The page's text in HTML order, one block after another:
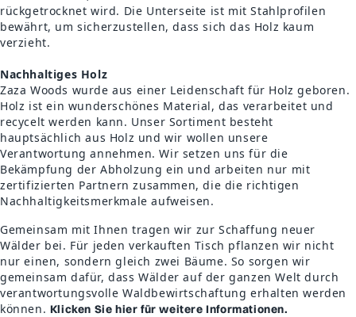
rückgetrocknet wird. Die Unterseite ist mit Stahlprofilen
bewährt, um sicherzustellen, dass sich das Holz kaum
verzieht.
Nachhaltiges Holz
Zaza Woods wurde aus einer Leidenschaft für Holz geboren.
Holz ist ein wunderschönes Material, das verarbeitet und
recycelt werden kann. Unser Sortiment besteht
hauptsächlich aus Holz und wir wollen unsere
Verantwortung annehmen. Wir setzen uns für die
Bekämpfung der Abholzung ein und arbeiten nur mit
zertifizierten Partnern zusammen, die die richtigen
Nachhaltigkeitsmerkmale aufweisen.
Gemeinsam mit Ihnen tragen wir zur Schaffung neuer
Wälder bei. Für jeden verkauften Tisch pflanzen wir nicht
nur einen, sondern gleich zwei Bäume. So sorgen wir
gemeinsam dafür, dass Wälder auf der ganzen Welt durch
verantwortungsvolle Waldbewirtschaftung erhalten werden
können. Klicken Sie hier für weitere Informationen.